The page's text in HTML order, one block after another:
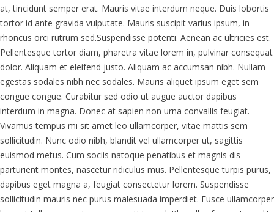
at, tincidunt semper erat. Mauris vitae interdum neque. Duis lobortis
tortor id ante gravida vulputate. Mauris suscipit varius ipsum, in
rhoncus orci rutrum sed.Suspendisse potenti. Aenean ac ultricies est.
Pellentesque tortor diam, pharetra vitae lorem in, pulvinar consequat
dolor. Aliquam et eleifend justo. Aliquam ac accumsan nibh. Nullam
egestas sodales nibh nec sodales. Mauris aliquet ipsum eget sem
congue congue. Curabitur sed odio ut augue auctor dapibus
interdum in magna. Donec at sapien non urna convallis feugiat.
Vivamus tempus mi sit amet leo ullamcorper, vitae mattis sem
sollicitudin. Nunc odio nibh, blandit vel ullamcorper ut, sagittis
euismod metus. Cum sociis natoque penatibus et magnis dis
parturient montes, nascetur ridiculus mus. Pellentesque turpis purus,
dapibus eget magna a, feugiat consectetur lorem. Suspendisse
sollicitudin mauris nec purus malesuada imperdiet. Fusce ullamcorper